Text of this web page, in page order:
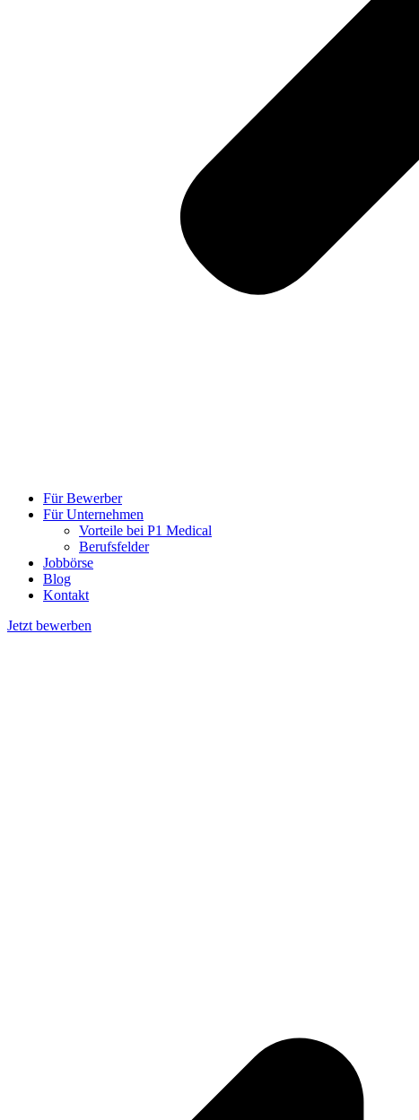
Für Bewerber
Für Unternehmen
Vorteile bei P1 Medical
Berufsfelder
Jobbörse
Blog
Kontakt
Jetzt bewerben